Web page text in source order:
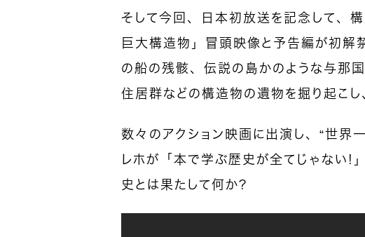
そして今回、日本初放送を記念して、
巨大構造物」冒頭映像と予告編が初解
の船の残骸、伝説の島かのような与那
住居群などの構造物の遺物を掘り起こし
数々のアクション映画に出演し、“世界
レホが「本で学ぶ歴史が全てじゃない
史とは果たして何か？